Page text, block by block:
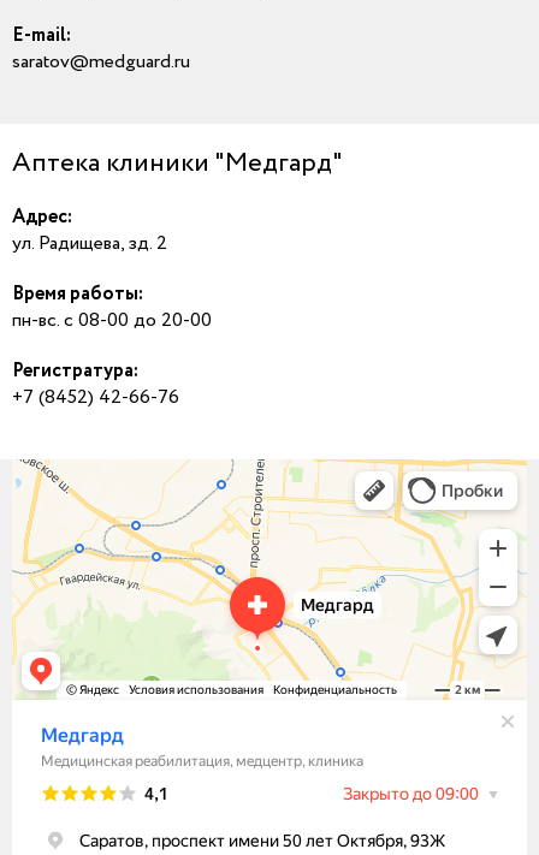
E-mail:
saratov@medguard.ru
Аптека клиники "Медгард"
Адрес:
ул. Радищева, зд. 2
Время работы:
пн-вс. с 08-00 до 20-00
Регистратура:
+7 (8452) 42-66-76